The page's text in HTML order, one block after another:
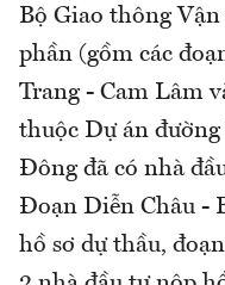
Bộ Giao thông
phần (gồm các
Trang - Cam Lâm
thuộc Dự án
Đông đã có nhà
Đoạn Diễn Châu -
hồ sơ dự thầu,